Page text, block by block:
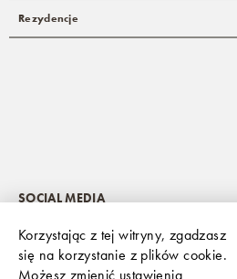
Rezydencje
SOCIAL MEDIA
Korzystając z tej witryny, zgadzasz
się na korzystanie z plików cookie.
Możesz zmienić ustawienia